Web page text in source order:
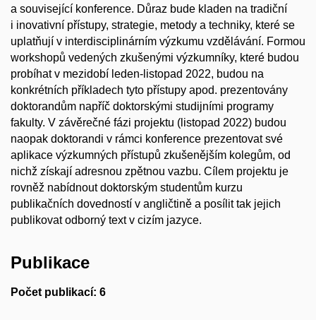
a související konference. Důraz bude kladen na tradiční
i inovativní přístupy, strategie, metody a techniky, které se
uplatňují v interdisciplinárním výzkumu vzdělávání. Formou
workshopů vedených zkušenými výzkumníky, které budou
probíhat v mezidobí leden-listopad 2022, budou na
konkrétních příkladech tyto přístupy apod. prezentovány
doktorandům napříč doktorskými studijními programy
fakulty. V závěrečné fázi projektu (listopad 2022) budou
naopak doktorandi v rámci konference prezentovat své
aplikace výzkumných přístupů zkušenějším kolegům, od
nichž získají adresnou zpětnou vazbu. Cílem projektu je
rovněž nabídnout doktorským studentům kurzu
publikačních dovedností v angličtině a posílit tak jejich
publikovat odborný text v cizím jazyce.
Publikace
Počet publikací: 6